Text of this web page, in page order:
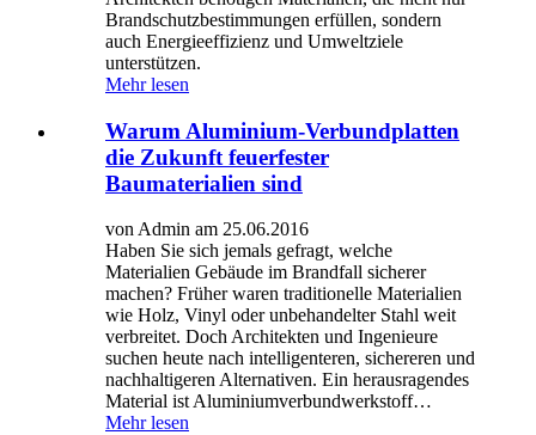
Brandschutzbestimmungen erfüllen, sondern
auch Energieeffizienz und Umweltziele
unterstützen.
Mehr lesen
Warum Aluminium-Verbundplatten
die Zukunft feuerfester
Baumaterialien sind
von Admin am 25.06.2016
Haben Sie sich jemals gefragt, welche
Materialien Gebäude im Brandfall sicherer
machen? Früher waren traditionelle Materialien
wie Holz, Vinyl oder unbehandelter Stahl weit
verbreitet. Doch Architekten und Ingenieure
suchen heute nach intelligenteren, sichereren und
nachhaltigeren Alternativen. Ein herausragendes
Material ist Aluminiumverbundwerkstoff…
Mehr lesen